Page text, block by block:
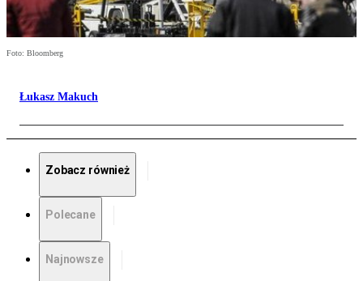
Foto: Bloomberg
Łukasz Makuch
Zobacz również
Polecane
Najnowsze